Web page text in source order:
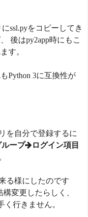
ssl.pyをコピーしてき
後はpy2app時にもこ
す。
Python 3に互換性が
を自分で登録するに
ープ
ログイン項目
る様にしたのです
変更したらしく、
行きません。